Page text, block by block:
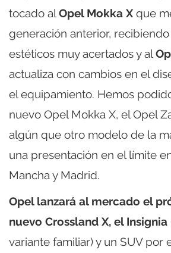
tocado alOpel Mokka X que
generación anterior,
estéticos muy acertados y al
actualiza con cambios en el
el equipamiento. Hemos
nuevo Opel Mokka X, el Opel
algún que otro modelo de la
una presentación en el límite
Mancha y Madrid.
Opel lanzará al mercado el
nuevo Crossland X, el Insignia
variante familiar) y un SUV por